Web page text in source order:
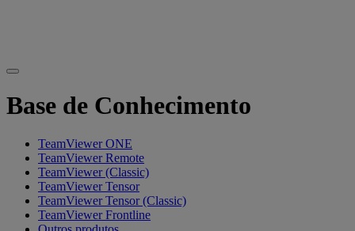
Base de Conhecimento
TeamViewer ONE
TeamViewer Remote
TeamViewer (Classic)
TeamViewer Tensor
TeamViewer Tensor (Classic)
TeamViewer Frontline